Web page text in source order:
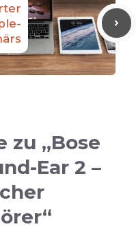
zu „Bose
Ear 2 –